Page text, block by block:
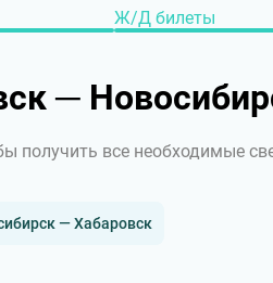
Ж/Д билеты
─
получить все необходимые
— Хабаровск